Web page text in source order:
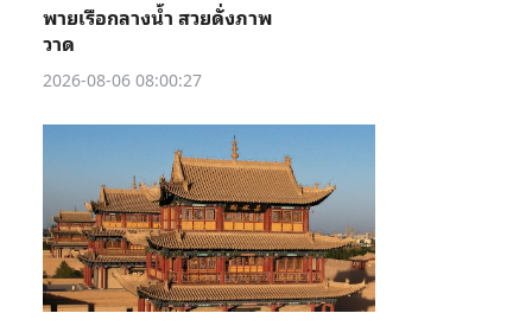
พายเรือกลางน้ำ สวยดั่งภาพ
วาด
2026-08-06 08:00:27